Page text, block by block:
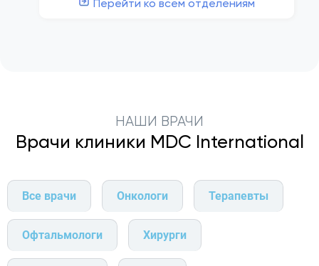
Перейти ко всем отделениям
НАШИ ВРАЧИ
Врачи клиники MDC International
Все врачи Онкологи Терапевты
Офтальмологи Хирурги